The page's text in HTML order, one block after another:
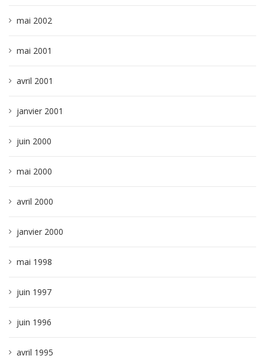
mai 2002
mai 2001
avril 2001
janvier 2001
juin 2000
mai 2000
avril 2000
janvier 2000
mai 1998
juin 1997
juin 1996
avril 1995